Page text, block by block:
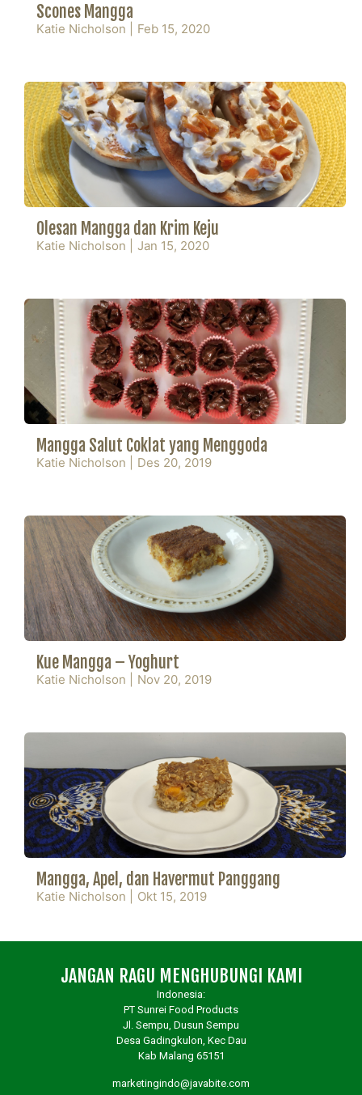
Scones Mangga
Katie Nicholson Feb 15, 2020
Olesan Mangga dan Krim Keju
Katie Nicholson Jan 15, 2020
Mangga Salut Coklat yang Menggoda
Katie Nicholson Des 20, 2019
Kue Mangga – Yoghurt
Katie Nicholson Nov 20, 2019
Mangga, Apel, dan Havermut Panggang
Katie Nicholson Okt 15, 2019
JANGAN RAGU MENGHUBUNGI KAMI
Indonesia:
PT Sunrei Food Products
Jl. Sempu, Dusun Sempu
Desa Gadingkulon, Kec Dau
Kab Malang 65151
marketingindo@javabite.com